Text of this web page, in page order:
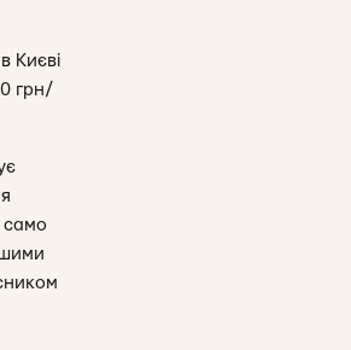
Києві
грн/
само